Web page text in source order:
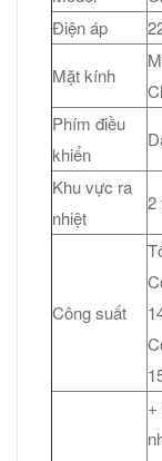
Điện áp
Mặt kính
Phím điều
khiển
Khu vực ra
nhiệt
2
Công suất